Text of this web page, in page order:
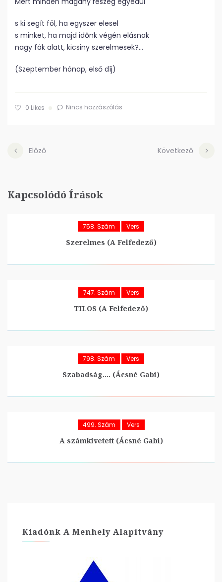
s ki segít föl, ha egyszer elesel
s minket, ha majd időnk végén elásnak
nagy fák alatt, kicsiny szerelmesek?…
(Szeptember hónap, első díj)
0 Likes Nincs hozzászólás
Előző Következő
Kapcsolódó Írások
758. Szám Vers
Szerelmes (A Felfedező)
747. Szám Vers
TILOS (A Felfedező)
798. Szám Vers
Szabadság…. (Ácsné Gabi)
499. Szám Vers
A számkivetett (Ácsné Gabi)
Kiadónk A Menhely Alapítvány